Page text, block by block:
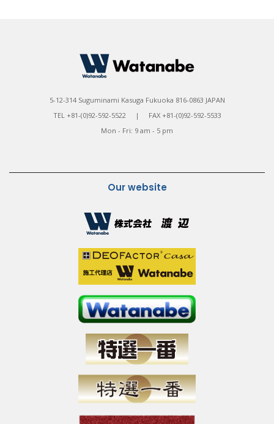
5-12-314 Suguminami Kasuga Fukuoka 816-0863 JAPAN
TEL +81-(0)92-592-5522 | FAX +81-(0)92-592-5533
Mon - Fri: 9 am - 5 pm
Our website